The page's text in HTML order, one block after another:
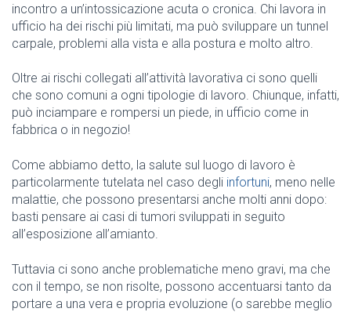
incontro a un’intossicazione acuta o cronica. Chi lavora in
ufficio ha dei rischi più limitati, ma può sviluppare un tunnel
carpale, problemi alla vista e alla postura e molto altro.
Oltre ai rischi collegati all’attività lavorativa ci sono quelli
che sono comuni a ogni tipologie di lavoro. Chiunque, infatti,
può inciampare e rompersi un piede, in ufficio come in
fabbrica o in negozio!
Come abbiamo detto, la salute sul luogo di lavoro è
particolarmente tutelata nel caso degli infortuni, meno nelle
malattie, che possono presentarsi anche molti anni dopo:
basti pensare ai casi di tumori sviluppati in seguito
all’esposizione all’amianto.
Tuttavia ci sono anche problematiche meno gravi, ma che
con il tempo, se non risolte, possono accentuarsi tanto da
portare a una vera e propria evoluzione (o sarebbe meglio